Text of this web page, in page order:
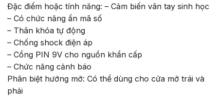
Đặc điểm hoặc tính năng: – Cảm biến vân tay sinh học
– Có chức năng ẩn mã số
– Thân khóa tự động
– Chống shock điện áp
– Cổng PIN 9V cho nguồn khẩn cấp
– Chức năng cảnh báo
Phân biệt hướng mở: Có thể dùng cho cửa mở trái và
phải